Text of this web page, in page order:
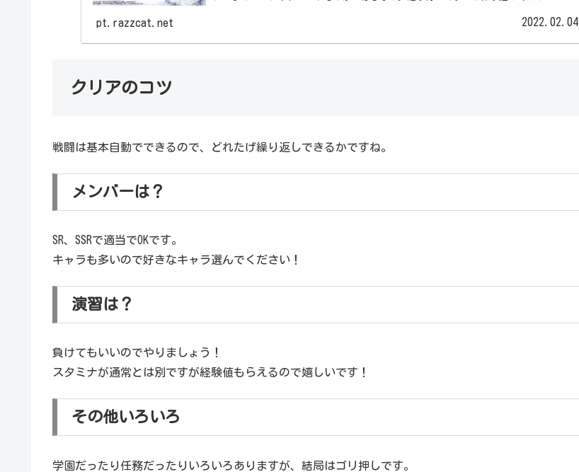
pt.razzcat.net 2022.02.04
クリアのコツ
戦闘は基本自動でできるので、どれたげ繰り返しできるかですね。
メンバーは？
SR、SSRで適当でOKです。
キャラも多いので好きなキャラ選んでください！
演習は？
負けてもいいのでやりましょう！
スタミナが通常とは別ですが経験値もらえるので嬉しいです！
その他いろいろ
学園だったり任務だったりいろいろありますが、結局はゴリ押しです。